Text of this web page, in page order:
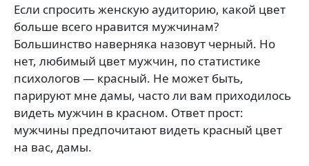
Если спросить женскую аудиторию, какой цвет
больше всего нравится мужчинам?
Большинство наверняка назовут черный. Но
нет, любимый цвет мужчин, по статистике
психологов — красный. Не может быть,
парируют мне дамы, часто ли вам приходилось
видеть мужчин в красном. Ответ прост:
мужчины предпочитают видеть красный цвет
на вас, дамы.